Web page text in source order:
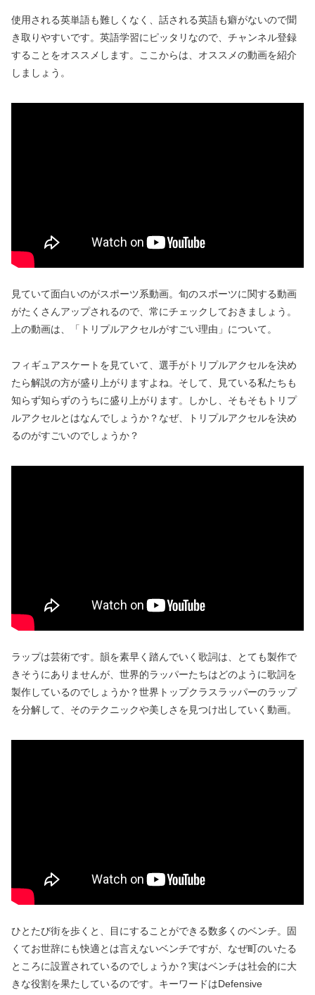
使用される英単語も難しくなく、話される英語も癖がないので聞
き取りやすいです。英語学習にピッタリなので、チャンネル登録
することをオススメします。ここからは、オススメの動画を紹介
しましょう。
見ていて面白いのがスポーツ系動画。旬のスポーツに関する動画
がたくさんアップされるので、常にチェックしておきましょう。
上の動画は、「トリプルアクセルがすごい理由」について。
フィギュアスケートを見ていて、選手がトリプルアクセルを決め
たら解説の方が盛り上がりますよね。そして、見ている私たちも
知らず知らずのうちに盛り上がります。しかし、そもそもトリプ
ルアクセルとはなんでしょうか？なぜ、トリプルアクセルを決め
るのがすごいのでしょうか？
ラップは芸術です。韻を素早く踏んでいく歌詞は、とても製作で
きそうにありませんが、世界的ラッパーたちはどのように歌詞を
製作しているのでしょうか？世界トップクラスラッパーのラップ
を分解して、そのテクニックや美しさを見つけ出していく動画。
ひとたび街を歩くと、目にすることができる数多くのベンチ。固
くてお世辞にも快適とは言えないベンチですが、なぜ町のいたる
ところに設置されているのでしょうか？実はベンチは社会的に大
きな役割を果たしているのです。キーワードはDefensive